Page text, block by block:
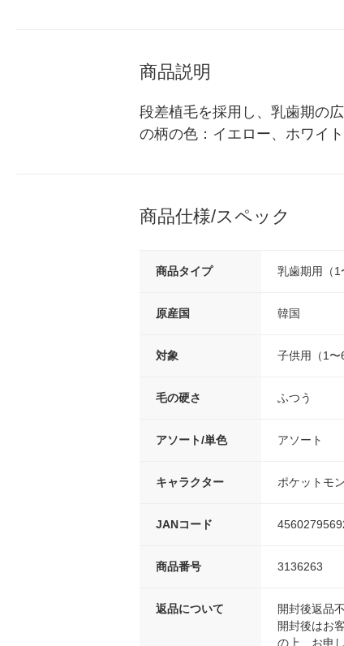
商品説明
段差植毛を採用し、乳歯期の
の柄の色：イエロー、ホワイ
商品仕様/スペック
商品タイプ 乳歯期用（1
原産国 韓国
対象 子供用（1〜
毛の硬さ ふつう
アソート/単色 アソート
キャラクター ポケットモ
JANコード
商品番号 3136263
返品について
開封後返品
開封後はお
の上、お申